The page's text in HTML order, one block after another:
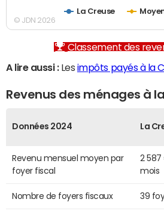
La Creuse
© JDN 2026
Classement des
A lire aussi :Les impôts payés à la
Revenus des ménages à
Données 2024 La
Revenu mensuel moyen par
foyer fiscal
2
mois
Nombre de foyers fiscaux 39